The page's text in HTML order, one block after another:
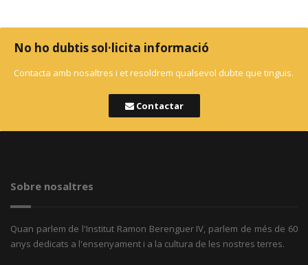
No ho dubtis sol·licita informació
Contacta amb nosaltres i et resoldrem qualsevol dubte que tinguis.
Contactar
Sobre nosaltres
Quan parlem de l'Institut Ramon Berenguer IV, parlem de més de 60
anys dedicats a l'ensenyament i a la cultura de les nostres terres.